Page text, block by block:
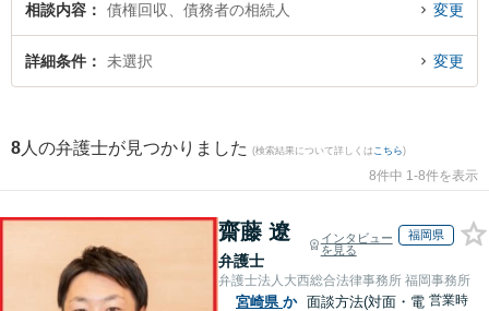
の相続人への債権回収のトラブルを今すぐに弁護士に相談したい』『債務者の
相続人への債権回収のトラブル解決の実績豊富な近くの弁護士を検索したい』
『初回相談無料で債務者の相続人への債権回収を法律相談できる宮崎県内の弁
相談内容 債権回収、債務者の相続人 変更
詳細条件 未選択 変更
8 人の弁護士が見つかりました (検索結果について詳しくは こちら)
8件中 1-8件を表示
齋藤 遼
弁護士
インタビュー
を見る
福岡県
弁護士法人大西総合法律事務所 福岡事務所
宮崎県 か 面談方法(対面・電 営業時